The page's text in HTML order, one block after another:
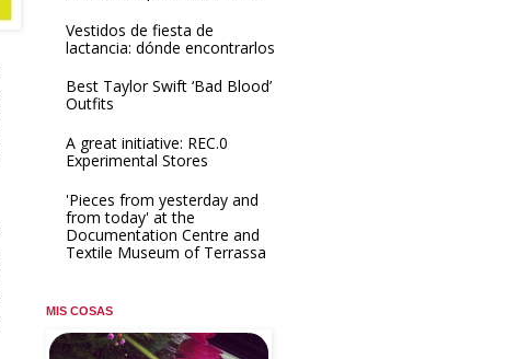
Vestidos de fiesta de
lactancia: dónde encontrarlos
Best Taylor Swift ‘Bad Blood’
Outfits
A great initiative: REC.0
Experimental Stores
'Pieces from yesterday and
from today' at the
Documentation Centre and
Textile Museum of Terrassa
MIS COSAS